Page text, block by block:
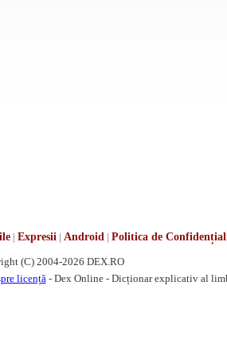
| Expresii | Android | Politica de
(C) 2004-2026 DEX.RO
licență - Dex Online - Dicționar explicativ al